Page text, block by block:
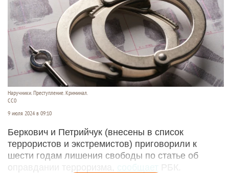
Наручники. Преступление. Криминал.
CC0
9 июля 2024 в 09:10
Беркович и Петрийчук (внесены в список
террористов и экстремистов) приговорили к
шести годам лишения свободы по статье об
оправдании терроризма,
сообщает РБК.